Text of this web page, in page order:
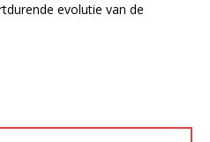
evolutie van de